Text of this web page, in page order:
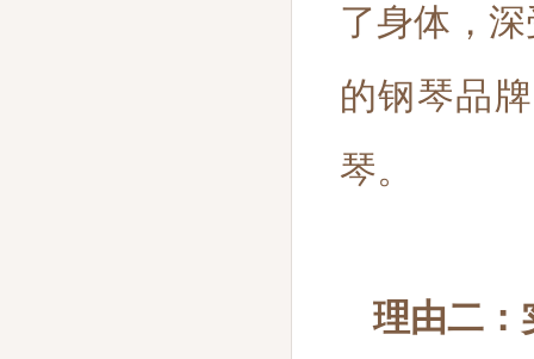
了身体，
的钢琴品
琴。
理由二：